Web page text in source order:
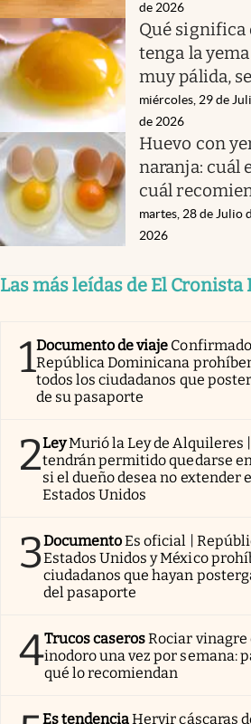
de 2026
Qué significa
tenga la
muy pálida,
miércoles, 29 de
de 2026
Huevo con
naranja: cuál
cuál
martes, 28 de Julio
2026
Las más leídas de El
1Documento de viaje
República Dominicana
todos los ciudadanos que
de su pasaporte
2LeyMurió la Ley de Alquileres
tendrán permitido quedarse
si el dueño desea no extender
Estados Unidos
3DocumentoEs oficial |
Estados Unidos y México
ciudadanos que hayan
del pasaporte
4Trucos caserosRociar vinagre
inodoro una vez por semana:
qué lo recomiendan
Es tendenciaHervir cáscaras